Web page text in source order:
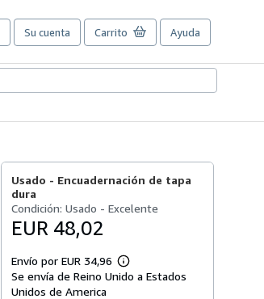
Su cuenta Carrito Ayuda
Usado - Encuadernación de tapa
dura
Condición: Usado - Excelente
EUR 48,02
Envío por EUR 34,96
Más
información
Se envía de Reino Unido a Estados
Unidos de America